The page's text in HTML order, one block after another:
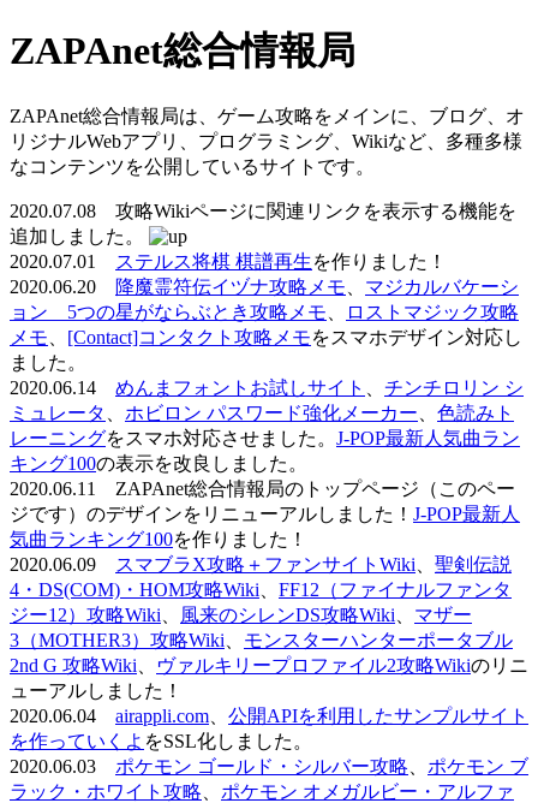
ZAPAnet総合情報局
ZAPAnet総合情報局は、ゲーム攻略をメインに、ブログ、オ
リジナルWebアプリ、プログラミング、Wikiなど、多種多様
なコンテンツを公開しているサイトです。
2020.07.08 攻略Wikiページに関連リンクを表示する機能を
追加しました。
2020.07.01
ステルス将棋 棋譜再生を作りました！
2020.06.20
降魔霊符伝イヅナ攻略メモ
マジカルバケーシ
ョン 5つの星がならぶとき攻略メモ
ロストマジック攻略
メモ
[Contact]コンタクト攻略メモをスマホデザイン対応し
ました。
2020.06.14 めんまフォントお試しサイト
チンチロリン シ
ミュレータ
ホビロン パスワード強化メーカー
色読みト
レーニングをスマホ対応させました。 J-POP最新人気曲ラン
キング100の表示を改良しました。
2020.06.11 ZAPAnet総合情報局のトップページ（このペー
ジです）のデザインをリニューアルしました！ J-POP最新人
気曲ランキング100を作りました！
2020.06.09
スマブラX攻略＋ファンサイトWiki
聖剣伝説
4・DS(COM)・HOM攻略Wiki
FF12（ファイナルファンタ
ジー12）攻略Wiki
風来のシレンDS攻略Wiki
マザー
3（MOTHER3）攻略Wiki
モンスターハンターポータブル
2nd G 攻略Wiki
ヴァルキリープロファイル2攻略Wikiのリニ
ューアルしました！
2020.06.04 airappli.com
公開APIを利用したサンプルサイト
を作っていくよ をSSL化しました。
2020.06.03 ポケモン ゴールド・シルバー攻略
ポケモン ブ
ラック・ホワイト攻略
ポケモン オメガルビー・アルファ